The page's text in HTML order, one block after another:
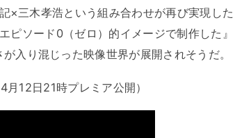
×三木孝浩という組み合わせが再び実現した
ソード0（ゼロ）的イメージで制作した』
入り混じった映像世界が展開されそうだ。
12日21時プレミア公開）